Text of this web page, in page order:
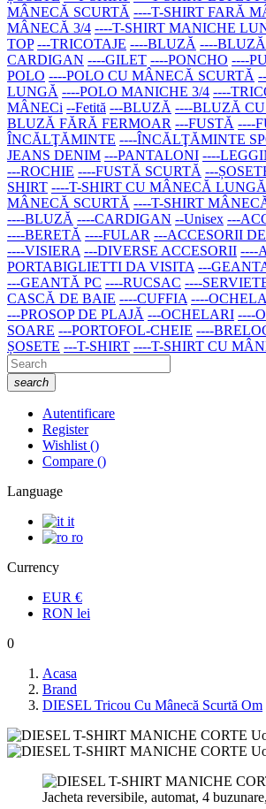
MÂNECĂ SCURTĂ ----T-SHIRT FARĂ
MÂNECĂ 3/4 ----T-SHIRT MANICHE
TOP ---TRICOTAJE ----BLUZĂ ----
CARDIGAN ----GILET ----PONCHO ----
POLO ----POLO CU MÂNECĂ SCURTĂ
LUNGĂ ----POLO MANICHE 3/4 ----
MÂNECi --Fetită ---BLUZĂ ----BLUZĂ
BLUZĂ FĂRĂ FERMOAR ---FUSTĂ ----
ÎNCĂLŢĂMINTE ----ÎNCĂLŢĂMINTE
JEANS DENIM ---PANTALONI ----
---ROCHIE ----FUSTĂ SCURTĂ ---
SHIRT ----T-SHIRT CU MÂNECĂ LUNGĂ
MÂNECĂ SCURTĂ ----T-SHIRT
----BLUZĂ ----CARDIGAN --Unisex ---
----BERETĂ ----FULAR ---ACCESORII
----VISIERA ---DIVERSE ACCESORII ----
PORTABIGLIETTI DA VISITA ---
---GEANTĂ PC ----RUCSAC ----
CASCĂ DE BAIE ----CUFFIA ----
---PROSOP DE PLAJĂ ---OCHELARI ----
SOARE ---PORTOFOL-CHEIE ----
ȘOSETE ---T-SHIRT ----T-SHIRT CU
search
Autentificare
Register
Wishlist ()
Compare ()
Language
it
ro
Currency
EUR €
RON lei
0
Acasa
Brand
DIESEL Tricou Cu Mânecă Scurtă Om
Jacheta reversibile, automat, 4